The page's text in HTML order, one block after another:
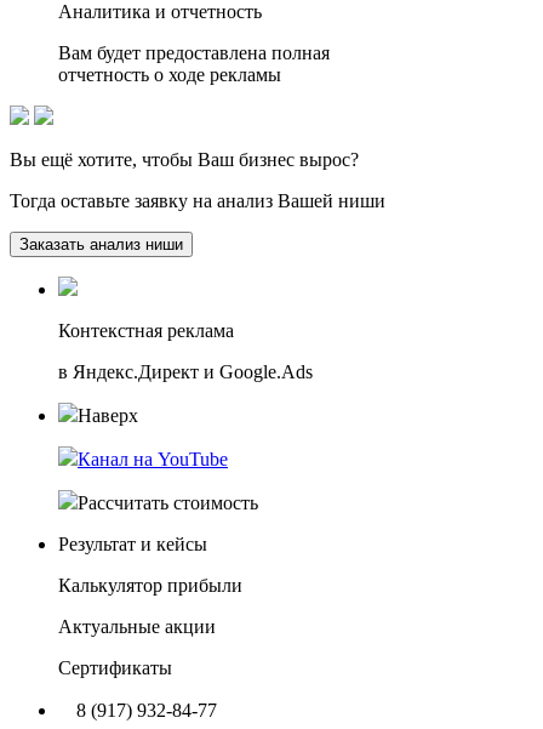
Аналитика и отчетность
Вам будет предоставлена полная
отчетность о ходе рекламы
Вы ещё хотите, чтобы Ваш бизнес вырос?
Тогда оставьте заявку на анализ Вашей ниши
Заказать анализ ниши
Контекстная реклама
в Яндекс.Директ и Google.Ads
Наверх
Канал на YouTube
Рассчитать стоимость
Результат и кейсы
Калькулятор прибыли
Актуальные акции
Сертификаты
8 (917) 932-84-77